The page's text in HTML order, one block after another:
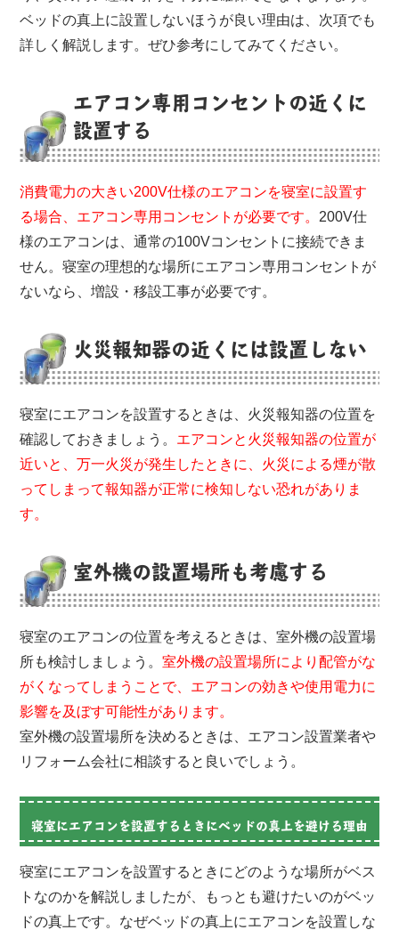
ベッドの真上に設置しないほうが良い理由は、次項でも
詳しく解説します。ぜひ参考にしてみてください。
エアコン専用コンセントの近くに
設置する
消費電力の大きい200V仕様のエアコンを寝室に設置す
る場合、エアコン専用コンセントが必要です。 200V仕
様のエアコンは、通常の100Vコンセントに接続できま
せん。寝室の理想的な場所にエアコン専用コンセントが
ないなら、増設・移設工事が必要です。
火災報知器の近くには設置しない
寝室にエアコンを設置するときは、火災報知器の位置を
確認しておきましょう。 エアコンと火災報知器の位置が
近いと、万一火災が発生したときに、火災による煙が散
ってしまって報知器が正常に検知しない恐れがありま
す。
室外機の設置場所も考慮する
寝室のエアコンの位置を考えるときは、室外機の設置場
所も検討しましょう。室外機の設置場所により配管がな
がくなってしまうことで、エアコンの効きや使用電力に
影響を及ぼす可能性があります。
室外機の設置場所を決めるときは、エアコン設置業者や
リフォーム会社に相談すると良いでしょう。
寝室にエアコンを設置するときにベッドの真上を避ける理由
寝室にエアコンを設置するときにどのような場所がベス
トなのかを解説しましたが、もっとも避けたいのがベッ
ドの真上です。なぜベッドの真上にエアコンを設置しな